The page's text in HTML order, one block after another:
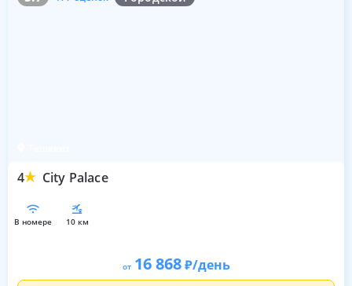
4 City Palace
в номере 10 км
от 16 868 /день